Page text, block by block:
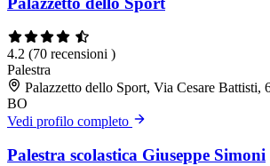
4.2 (70 recensioni )
Palestra
Palazzetto dello Sport, Via Cesare Battisti,
BO
Vedi profilo completo
Palestra scolastica Giuseppe Simoni